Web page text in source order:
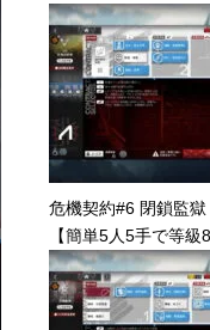
危機契約#6 閉鎖監
【簡単5人5手で等級